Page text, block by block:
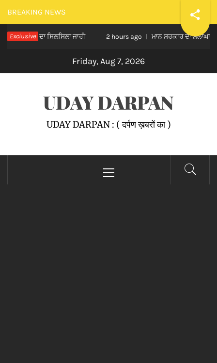
Skip
to
content
BREAKING NEWS
Exclusive
ਦਾ ਸਿਲਸਿਲਾ ਜਾਰੀ 2 hours ago ਮਾਨ ਸਰਕਾਰ ਦਾ ਸ਼ਲਾਘਾਯੋਗ ਕਦਮ,
Friday, Aug 7, 2026
UDAY DARPAN
UDAY DARPAN : ( दर्पण ख़बरों का )
Menu